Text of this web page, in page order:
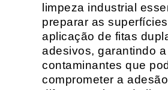
limpeza industrial
preparar as
aplicação de fitas
adesivos, garantindo
contaminantes que
comprometer a